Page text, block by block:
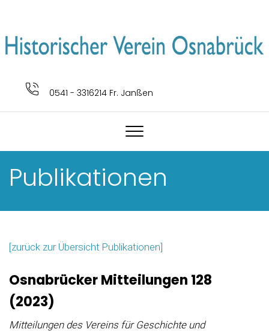
0541 - 3316214 Fr. Janßen
Publikationen
[zurück zur Übersicht Publikationen]
Osnabrücker Mitteilungen 128
(2023)
Mitteilungen des Vereins für Geschichte und